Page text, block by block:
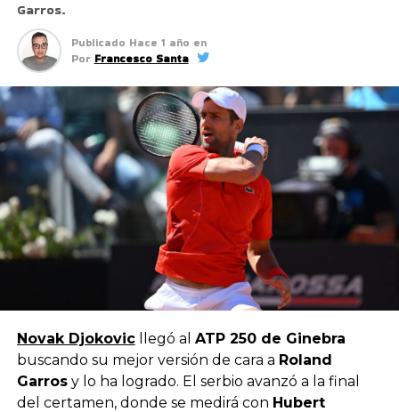
Garros.
Publicado Hace 1 año en
Por Francesco Santa
Novak Djokovicllegó al ATP 250 de Ginebra
buscando su mejor versión de cara a Roland
Garrosy lo ha logrado. El serbio avanzó a la final
del certamen, donde se medirá con Hubert